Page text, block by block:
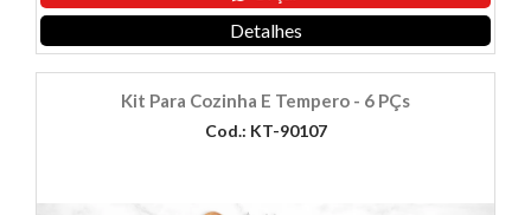
Detalhes
Kit Para Cozinha E Tempero - 6 PÇs
Cod.: KT-90107